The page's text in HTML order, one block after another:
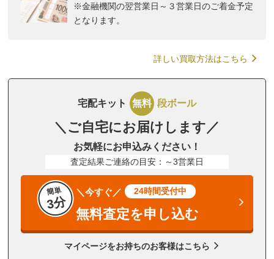
※金融機関の翌営業日～３営業日のご着金予定
となります。
詳しい買取方法はこちら
宅配キット 無料 段ボール
＼ご自宅にお届けします／
お気軽にお申込みください！
査定結果ご連絡の目安：～3営業日
簡単
3分
＼今すぐ／ 24時間受付中
無料査定を申し込む
マイページをお持ちのお客様はこちら